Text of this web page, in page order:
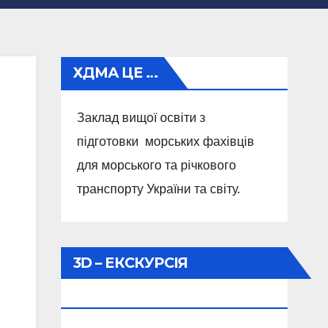
ХДМА ЦЕ …
Заклад вищої освіти з
підготовки морських фахівців
для морського та річкового
транспорту України та світу.
3D – ЕКСКУРСІЯ